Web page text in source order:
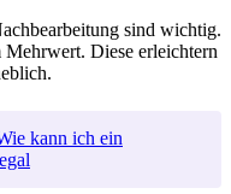
sind wichtig.
Diese erleichtern
kann ich ein